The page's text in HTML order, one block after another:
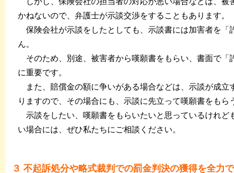
かねないので、弁護士が示談交渉をすることもあります。
保険会社が示談をしたとしても、示談書には加害者を
ん。
そのため、別途、被害者から嘆願書をもらい、書面で「
に重要です。
また、賠償金の額に争いがある場合などは、示談が成
りますので、その場合にも、示談に先立って嘆願書をもら
示談をしたい、嘆願書をもらいたいと思っているけれど
い場合には、ぜひ私たちにご相談ください。
３ 不起訴処分や略式裁判での罰金判決の獲得を全力